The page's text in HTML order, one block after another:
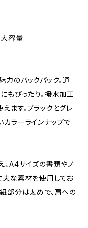
大容量
のバックパック。通
もぴったり。撥水加工
ます。ブラックとグレ
ラーラインナップで
、A4サイズの書類やノ
夫な素材を使用してお
部分は太めで、肩への